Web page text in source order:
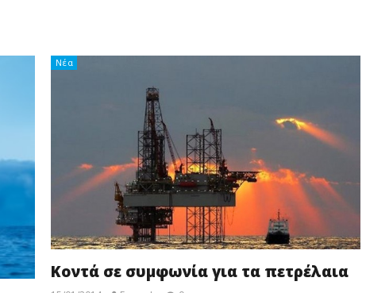
Νέα
Κοντά σε συμφωνία για τα πετρέλαια